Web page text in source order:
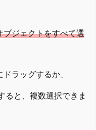
ブジェクトをすべて選
ラッグするか、
ると、複数選択できま